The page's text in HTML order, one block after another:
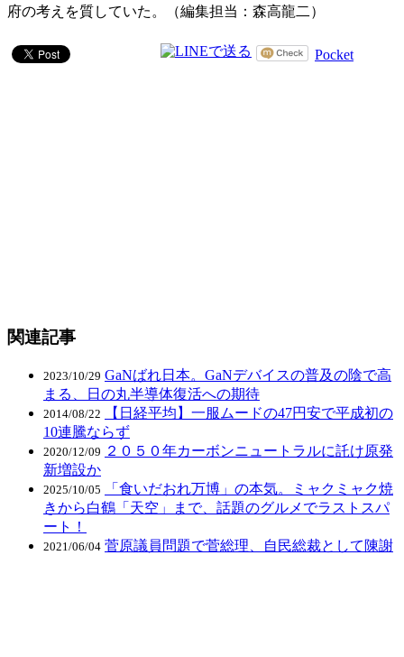
府の考えを質していた。（編集担当：森高龍二）
Pocket
関連記事
2023/10/29 GaNばれ日本。GaNデバイスの普及の陰で高
まる、日の丸半導体復活への期待
2014/08/22
【日経平均】一服ムードの47円安で平成初の
10連騰ならず
2020/12/09 ２０５０年カーボンニュートラルに託け原発
新増設か
2025/10/05
「食いだおれ万博」の本気。ミャクミャク焼
きから白鶴「天空」まで、話題のグルメでラストスパ
ート！
2021/06/04 菅原議員問題で菅総理、自民総裁として陳謝